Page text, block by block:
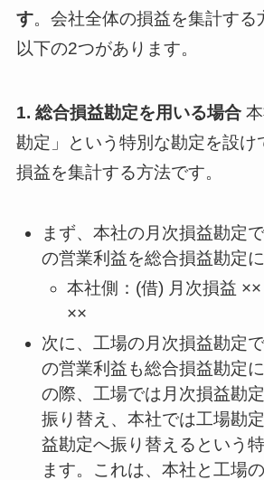
す。会社全体の損益を集計する
以下の2つがあります。
1. 総合損益勘定を用いる場合本
勘定」という特別な勘定を設け
損益を集計する方法です。
まず、本社の月次損益勘定
の営業利益を総合損益勘定
本社側：(借) 月次損益
××
次に、工場の月次損益勘定
の営業利益も総合損益勘定
の際、工場では月次損益勘
振り替え、本社では工場勘
益勘定へ振り替えるという
ます。これは、本社と工場